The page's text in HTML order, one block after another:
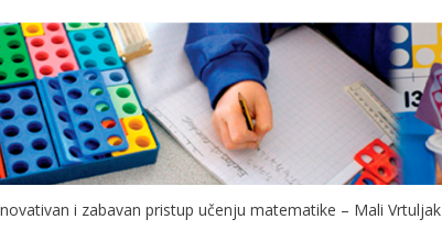
i zabavan pristup učenju matematike – Mali Vrtuljak